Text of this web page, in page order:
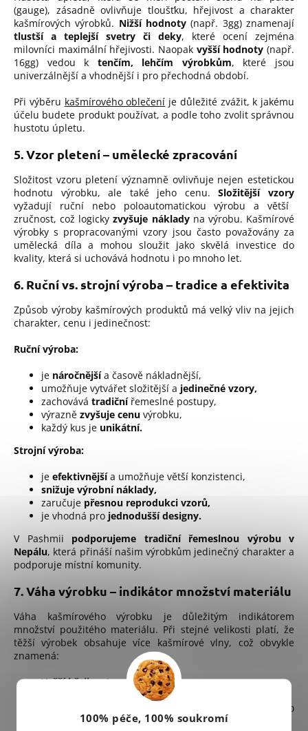
100% péče, 100% soukromí
(gauge), zásadně ovlivňuje tloušťku, hřejivost a charakter
kašmírových výrobků. Nižší hodnoty (např. 3gg) znamenají
tlustší a teplejší svetry či deky, které ocení zejména
milovníci maximální hřejivosti. Naopak vyšší hodnoty (např.
16gg) vedou k tenčím, lehčím výrobkům, které jsou
univerzálnější a vhodnější i pro přechodná období.
Při výběru kašmírového oblečení je důležité zvážit, k jakému
účelu budete produkt používat, a podle toho zvolit správnou
hustotu úpletu.
5. Vzor pletení – umělecké zpracování
Složitost vzoru pletení významně ovlivňuje nejen estetickou
hodnotu výrobku, ale také jeho cenu.Složitější vzory
vyžadují ruční nebo poloautomatickou výrobu a větší
zručnost, což logickyzvyšuje nákladyna výrobu. Kašmírové
výrobky s propracovanými vzory jsou často považovány za
umělecká díla a mohou sloužit jako skvělá investice do
kvality, která si uchovává hodnotu i po mnoho let.
6. Ruční vs. strojní výroba – tradice a efektivita
Způsob výroby kašmírových produktů má velký vliv na jejich
charakter, cenu i jedinečnost:
Ruční výroba:
je náročnějšía časově nákladnější,
umožňuje vytvářet složitější a jedinečné vzory,
zachovává tradiční řemeslné postupy,
výrazně zvyšuje cenu výrobku,
každý kus je unikátní.
Strojní výroba:
je efektivnějšía umožňuje větší konzistenci,
snižuje výrobní náklady,
zaručuje přesnou reprodukci vzorů,
je vhodná pro jednodušší designy.
V Pashmii podporujeme tradiční řemeslnou výrobu v
Nepálu, která přináší našim výrobkům jedinečný charakter a
podporuje místní komunity.
7. Váha výrobku – indikátor množství materiálu
Váha kašmírového výrobku je důležitým indikátorem
množství použitého materiálu. Při stejné velikosti platí, že
těžší výrobek obsahuje více kašmírové vlny, což obvykle
znamená:
Vyšší hřejivost
(vzhledem k vyšší spotřebě drahého
materiálu)